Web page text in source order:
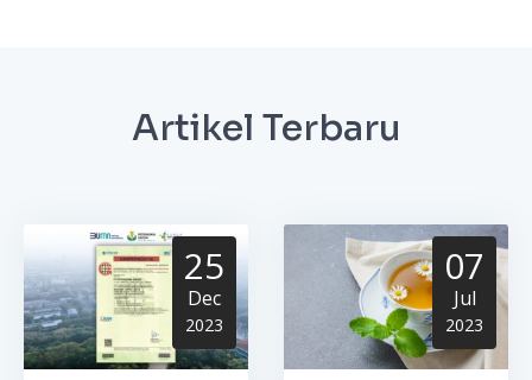
Artikel Terbaru
25
Dec
2023
07
Jul
2023